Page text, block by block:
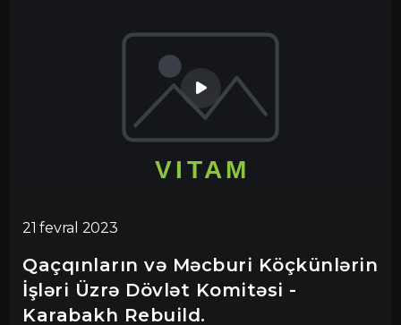
21 fevral 2023
Qaçqınların və Məcburi Köçkünlərin
İşləri Üzrə Dövlət Komitəsi -
Karabakh Rebuild.